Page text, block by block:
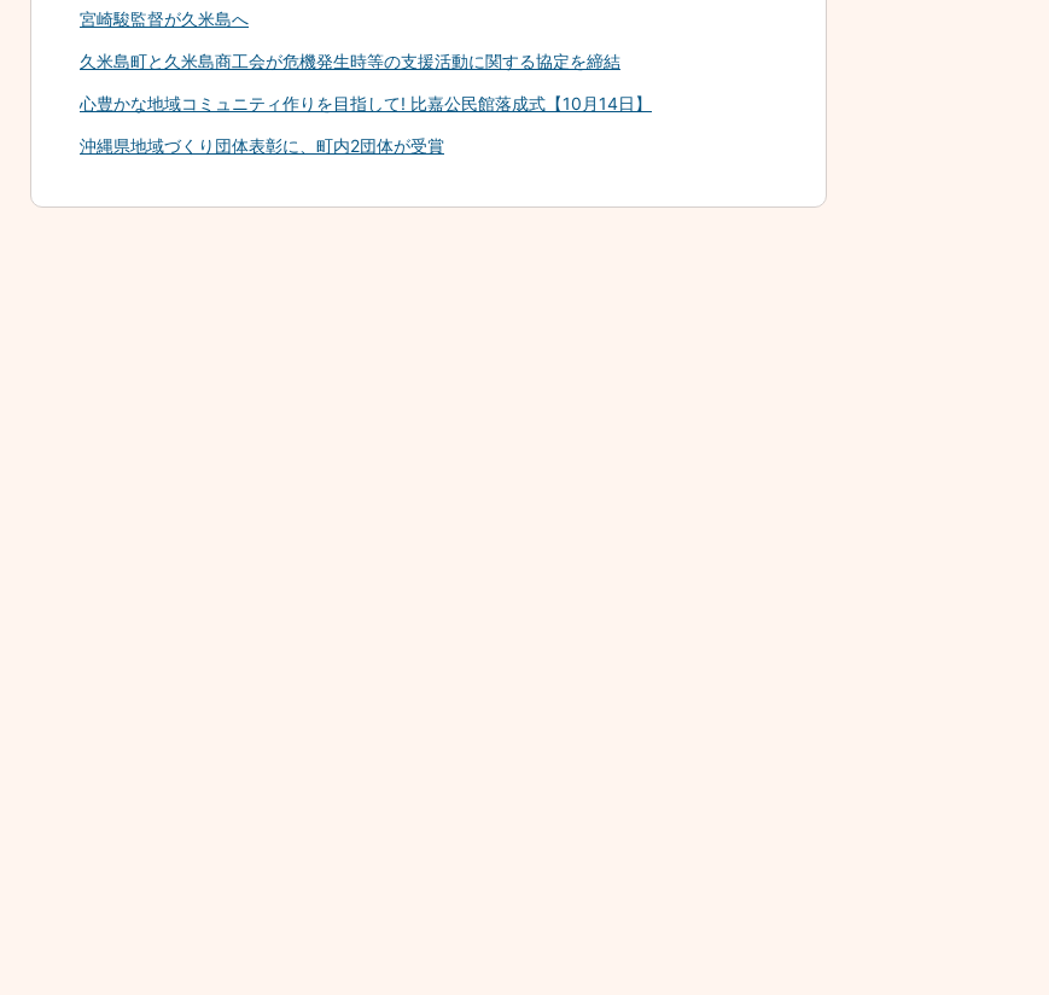
宮崎駿監督が久米島へ
久米島町と久米島商工会が危機発生時等の支援活動に関する協定を締結
心豊かな地域コミュニティ作りを目指して! 比嘉公民館落成式【10月14日】
沖縄県地域づくり団体表彰に、町内2団体が受賞